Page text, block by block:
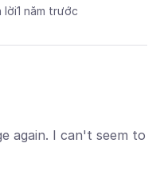
lời1 năm trước
again. I can't seem to